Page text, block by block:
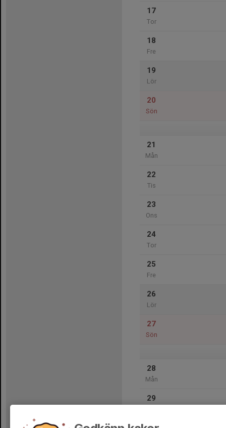
17
Tor
18
Fre
19
Lör
20
Sön
21
Mån
22
Tis
23
Ons
24
Tor
25
Fre
26
Lör
27
Sön
28
Mån
29